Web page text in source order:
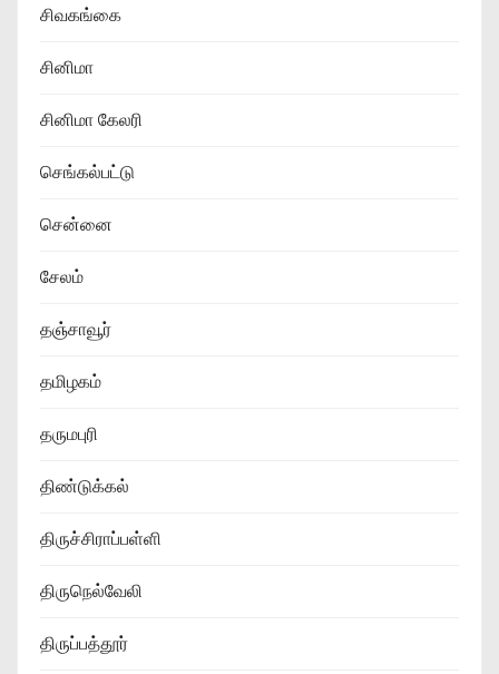
சிவகங்கை
சினிமா
சினிமா கேலரி
செங்கல்பட்டு
சென்னை
சேலம்
தஞ்சாவூர்
தமிழகம்
தருமபுரி
திண்டுக்கல்
திருச்சிராப்பள்ளி
திருநெல்வேலி
திருப்பத்தூர்